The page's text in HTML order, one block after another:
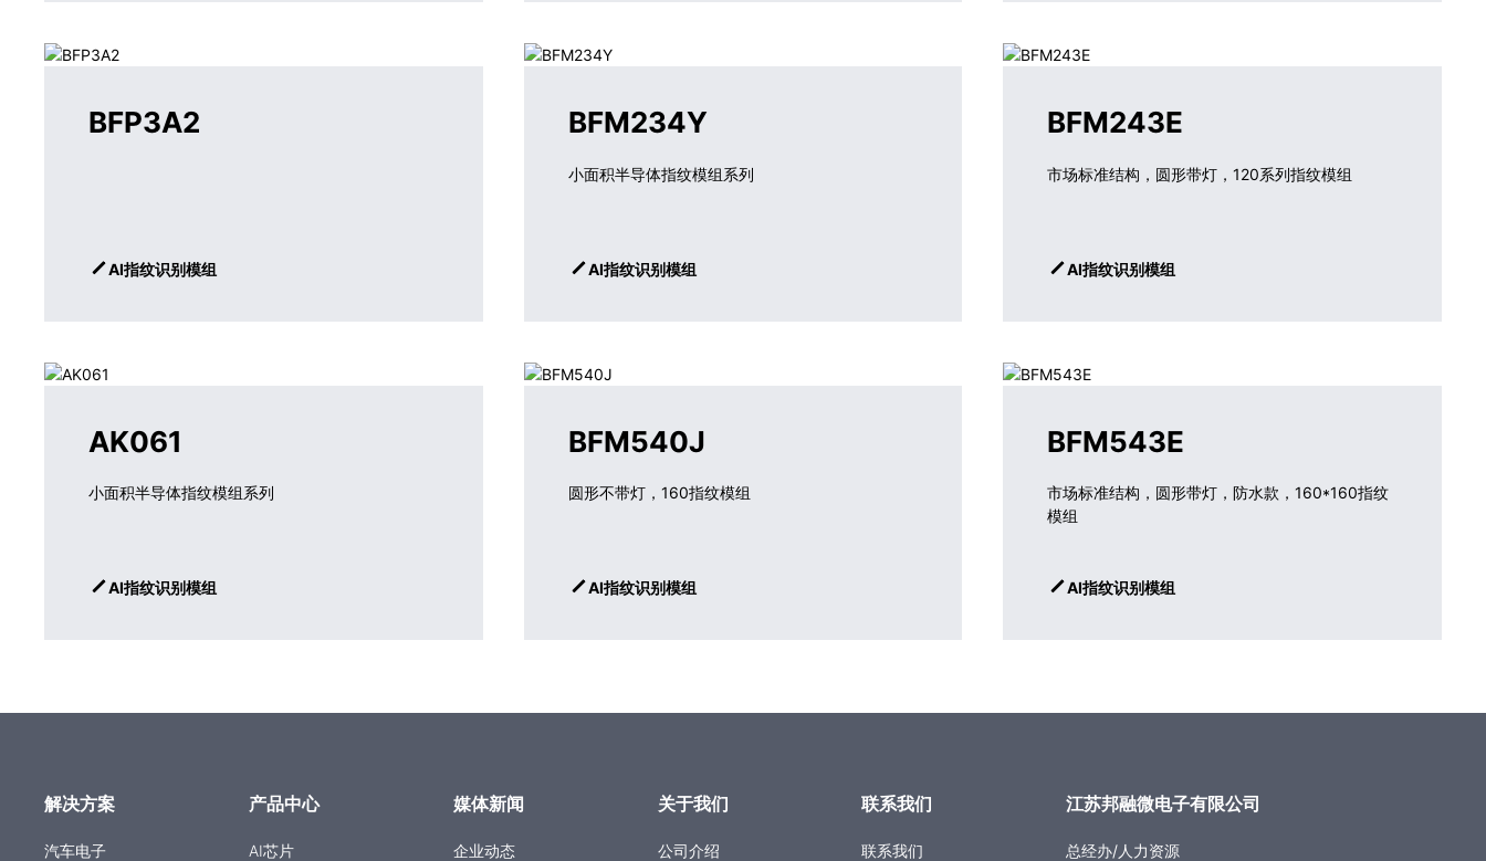
BFP3A2
AI指纹识别模组
BFM234Y
小面积半导体指纹模组系列
AI指纹识别模组
BFM243E
市场标准结构，圆形带灯，120系列指纹模组
AI指纹识别模组
AK061
小面积半导体指纹模组系列
AI指纹识别模组
BFM540J
圆形不带灯，160指纹模组
AI指纹识别模组
BFM543E
市场标准结构，圆形带灯，防水款，160*160指纹
模组
AI指纹识别模组
解决方案
汽车电子
产品中心
AI芯片
媒体新闻
企业动态
关于我们
公司介绍
联系我们
联系我们
江苏邦融微电子有限公司
总经办/人力资源